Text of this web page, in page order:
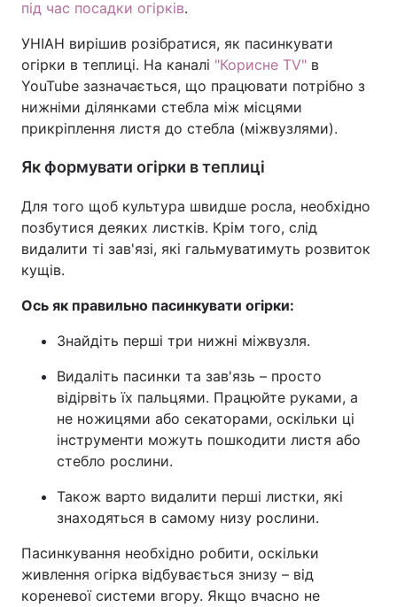
під час посадки огірків.
УНІАН вирішив розібратися, як пасинкувати
огірки в теплиці. На каналі "Корисне TV" в
YouTube зазначається, що працювати потрібно з
нижніми ділянками стебла між місцями
прикріплення листя до стебла (міжвузлями).
Як формувати огірки в теплиці
Для того щоб культура швидше росла, необхідно
позбутися деяких листків. Крім того, слід
видалити ті зав'язі, які гальмуватимуть розвиток
кущів.
Ось як правильно пасинкувати огірки:
Знайдіть перші три нижні міжвузля.
Видаліть пасинки та зав'язь – просто
відірвіть їх пальцями. Працюйте руками, а
не ножицями або секаторами, оскільки ці
інструменти можуть пошкодити листя або
стебло рослини.
Також варто видалити перші листки, які
знаходяться в самому низу рослини.
Пасинкування необхідно робити, оскільки
живлення огірка відбувається знизу – від
кореневої системи вгору. Якщо вчасно не